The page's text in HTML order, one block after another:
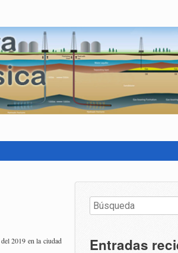
2019 en la ciu­dad
Entradas